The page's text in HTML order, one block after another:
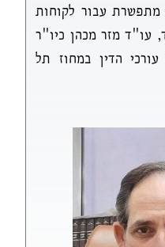
מתפשרת עבור לקוחות
עו"ד מזר מכהן כיו"ר
הדין במחוז תל